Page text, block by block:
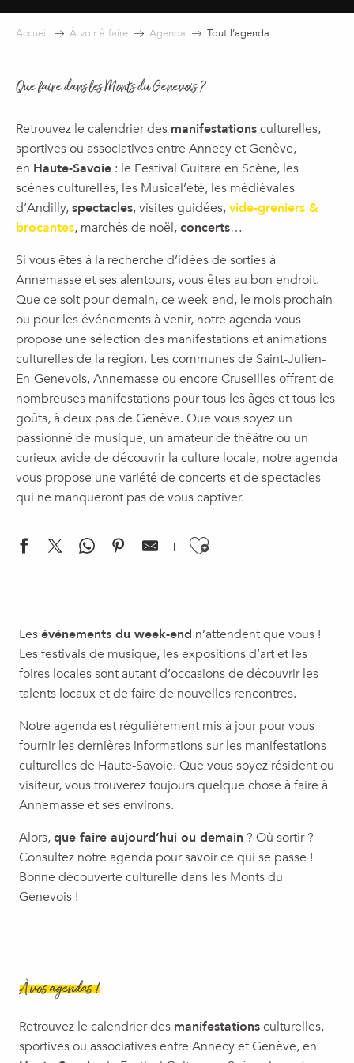
Accueil À voir à faire Agenda Tout l’agenda
Que faire dans les Monts du Genevois ?
Retrouvez le calendrier des manifestationsculturelles,
sportives ou associatives entre Annecy et Genève,
en Haute-Savoie : le Festival Guitare en Scène, les
scènes culturelles, les Musical’été, les médiévales
d’Andilly,spectacles, visites guidées,vide-greniers &
brocantes, marchés de noël,concerts…
Si vous êtes à la recherche d’idées de sorties à
Annemasse et ses alentours, vous êtes au bon endroit.
Que ce soit pour demain, ce week-end, le mois prochain
ou pour les événements à venir, notre agenda vous
propose une sélection des manifestations et animations
culturelles de la région. Les communes de Saint-Julien-
En-Genevois, Annemasse ou encore Cruseilles offrent de
nombreuses manifestations pour tous les âges et tous les
goûts, à deux pas de Genève. Que vous soyez un
passionné de musique, un amateur de théâtre ou un
curieux avide de découvrir la culture locale, notre agenda
vous propose une variété de concerts et de spectacles
qui ne manqueront pas de vous captiver.
Ajouter aux
Soirée Guinguette
Animation sirène et triton
SOIREE d'OUVERTURE JazzContreBand - Erik Truffaz
Nuit Safari
Concert: Tribute Céline Dion - Destin
Repas au coeur de la ferme bio Les ptits Poiriers
Brunch du week-end - B'Belette
Humour | Jérôme Commandeur tente des trucs
Soirée pool party
Lesévénements du week-end n’attendent que vous !
Les festivals de musique, les expositions d’art et les
foires locales sont autant d’occasions de découvrir les
talents locaux et de faire de nouvelles rencontres.
Notre agenda est régulièrement mis à jour pour vous
fournir les dernières informations sur les manifestations
culturelles de Haute-Savoie. Que vous soyez résident ou
visiteur, vous trouverez toujours quelque chose à faire à
Annemasse et ses environs.
Alors,que faire aujourd’hui ou demain ? Où sortir ?
Consultez notre agenda pour savoir ce qui se passe !
Bonne découverte culturelle dans les Monts du
Genevois !
À vos agendas !
Retrouvez le calendrier des manifestationsculturelles,
sportives ou associatives entre Annecy et Genève, en